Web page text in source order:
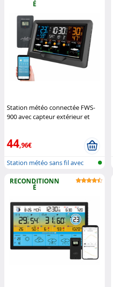
É
Station météo connectée FWS-
900 avec capteur extérieur et
44,96€
Station météo sans fil avec
RECONDITIONN
É